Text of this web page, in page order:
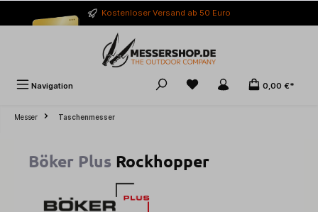
Kostenloser Versand ab 50 Euro
Navigation 0,00 €*
Messer Taschenmesser
Böker Plus Rockhopper